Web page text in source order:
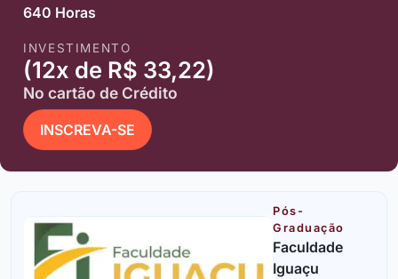
640 Horas
INVESTIMENTO
(12x de R$ 33,22)
No cartão de Crédito
INSCREVA-SE
Pós-
Graduação
Faculdade
Iguaçu